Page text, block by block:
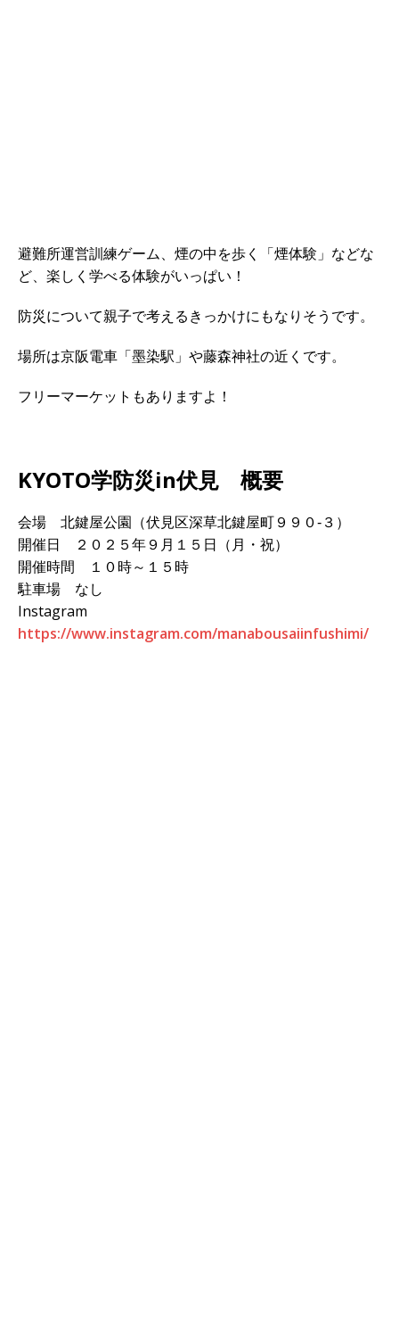
避難所運営訓練ゲーム、煙の中を歩く「煙体験」などな
ど、楽しく学べる体験がいっぱい！
防災について親子で考えるきっかけにもなりそうです。
場所は京阪電車「墨染駅」や藤森神社の近くです。
フリーマーケットもありますよ！
KYOTO学防災in伏見 概要
会場 北鍵屋公園（伏見区深草北鍵屋町９９０‐３）
開催日 ２０２５年９月１５日（月・祝）
開催時間 １０時～１５時
駐車場 なし
Instagram
https://www.instagram.com/manabousaiinfushimi/